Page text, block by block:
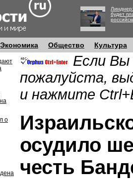
будет
Экономика Общество Культура
о
Если Вы
пожалуйста,
и нажмите
осудило
честь